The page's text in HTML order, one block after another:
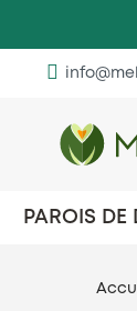
PAROIS DE